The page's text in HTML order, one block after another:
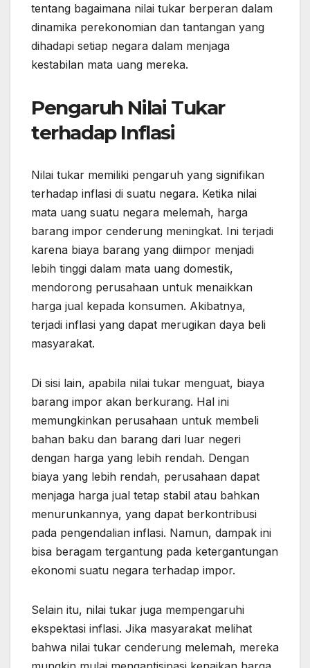
tentang bagaimana nilai tukar berperan dalam
dinamika perekonomian dan tantangan yang
dihadapi setiap negara dalam menjaga
kestabilan mata uang mereka.
Pengaruh Nilai Tukar
terhadap Inflasi
Nilai tukar memiliki pengaruh yang signifikan
terhadap inflasi di suatu negara. Ketika nilai
mata uang suatu negara melemah, harga
barang impor cenderung meningkat. Ini terjadi
karena biaya barang yang diimpor menjadi
lebih tinggi dalam mata uang domestik,
mendorong perusahaan untuk menaikkan
harga jual kepada konsumen. Akibatnya,
terjadi inflasi yang dapat merugikan daya beli
masyarakat.
Di sisi lain, apabila nilai tukar menguat, biaya
barang impor akan berkurang. Hal ini
memungkinkan perusahaan untuk membeli
bahan baku dan barang dari luar negeri
dengan harga yang lebih rendah. Dengan
biaya yang lebih rendah, perusahaan dapat
menjaga harga jual tetap stabil atau bahkan
menurunkannya, yang dapat berkontribusi
pada pengendalian inflasi. Namun, dampak ini
bisa beragam tergantung pada ketergantungan
ekonomi suatu negara terhadap impor.
Selain itu, nilai tukar juga mempengaruhi
ekspektasi inflasi. Jika masyarakat melihat
bahwa nilai tukar cenderung melemah, mereka